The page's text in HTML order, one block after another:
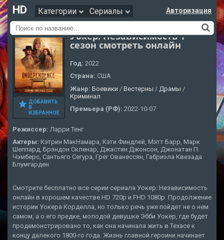
HD Категории Сериалы Авторизация
ДОБАВИТЬ
В
ИЗБРАННОЕ
Уокер: Независимость 1
сезон смотреть онлайн
Год: 2022
Страна: США
Жанр: Боевики / Вестерны / Драмы /
Криминал
Премьера (РФ): 2022-10-07
Режиссер: Ларри Тенг
Актеры: Кэтрин МакНамара, Кэти Финдлей, Мэтт Барр, Марк
Шеппард, Брэндон Скленар, Джастин Джонсон, Джонатан П.
Чэмберс, Сантьяго Сегура, Грег Ованессян, Габриэла Квезада
Блумгарден
Смотрите бесплатно все серии сериала Уокер: Независимость
онлайн в хорошем качестве HD 720p и FHD 1080p. Продолжение
истории Уокера Корделла, но только речь уже пойдет не о нем
самом, а о его предке, молодой девушке Эбби Уокер, где будет
продемонстрировано то, как она начинала жить в Техасе к
концу далекого 1800-го года. Жизнь главной героини начинает